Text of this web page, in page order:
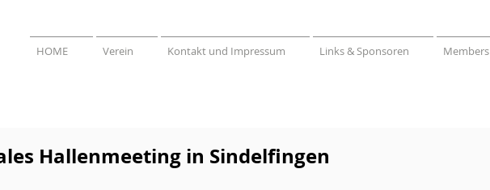
HOME Verein Kontakt und Impressum Links & Sponsoren Members
Hallenmeeting in Sindelfingen